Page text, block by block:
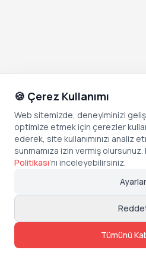
🍪 Çerez Kullanımı
Web sitemizde, deneyiminizi
optimize etmek için çerezler
ederek, site kullanımınızı analiz
sunmamıza izin vermiş
Politikası’nı inceleyebilirsiniz.
Ayarlar
Tümünü